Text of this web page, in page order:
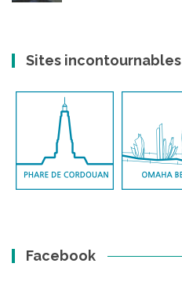
Sites incontournables
Facebook